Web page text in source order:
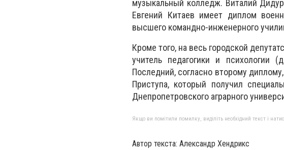
музыкальный колледж. Виталий
Евгений Китаев имеет диплом
высшего командно-инженерного
Кроме того, на весь городской
учитель педагогики и психологии
Последний, согласно второму
Приступа, который получил
Днепропетровского аграрного
Якщо ви помітили помилку, виділіть необхідний текст і
Автор текста: Александр Хендрикс